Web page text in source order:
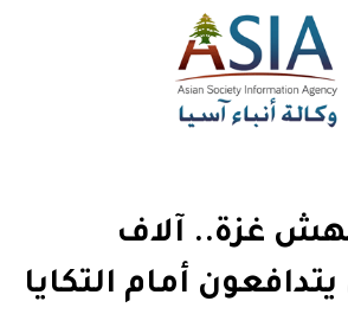
غزة.. آلاف
يتدافعون أمام التكايا